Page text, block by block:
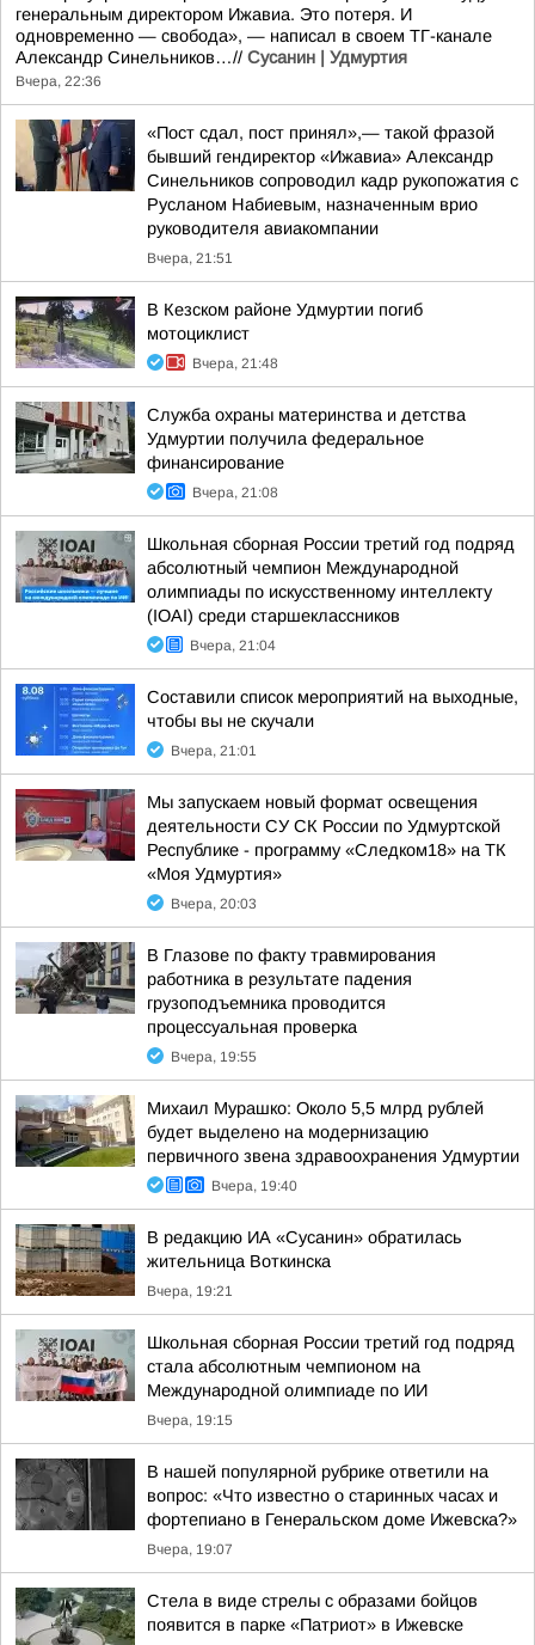
генеральным директором Ижавиа. Это потеря. И
одновременно — свобода», — написал в своем ТГ-канале
Александр Синельников…// Сусанин | Удмуртия
Вчера, 22:36
«Пост сдал, пост принял»,— такой фразой
бывший гендиректор «Ижавиа» Александр
Синельников сопроводил кадр рукопожатия с
Русланом Набиевым, назначенным врио
руководителя авиакомпании
Вчера, 21:51
В Кезском районе Удмуртии погиб
мотоциклист
Вчера, 21:48
Служба охраны материнства и детства
Удмуртии получила федеральное
финансирование
Вчера, 21:08
Школьная сборная России третий год подряд
абсолютный чемпион Международной
олимпиады по искусственному интеллекту
(IOAI) среди старшеклассников
Вчера, 21:04
Составили список мероприятий на выходные,
чтобы вы не скучали
Вчера, 21:01
Мы запускаем новый формат освещения
деятельности СУ СК России по Удмуртской
Республике - программу «Следком18» на ТК
«Моя Удмуртия»
Вчера, 20:03
В Глазове по факту травмирования
работника в результате падения
грузоподъемника проводится
процессуальная проверка
Вчера, 19:55
Михаил Мурашко: Около 5,5 млрд рублей
будет выделено на модернизацию
первичного звена здравоохранения Удмуртии
Вчера, 19:40
В редакцию ИА «Сусанин» обратилась
жительница Воткинска
Вчера, 19:21
Школьная сборная России третий год подряд
стала абсолютным чемпионом на
Международной олимпиаде по ИИ
Вчера, 19:15
В нашей популярной рубрике ответили на
вопрос: «Что известно о старинных часах и
фортепиано в Генеральском доме Ижевска?»
Вчера, 19:07
Стела в виде стрелы с образами бойцов
появится в парке «Патриот» в Ижевске